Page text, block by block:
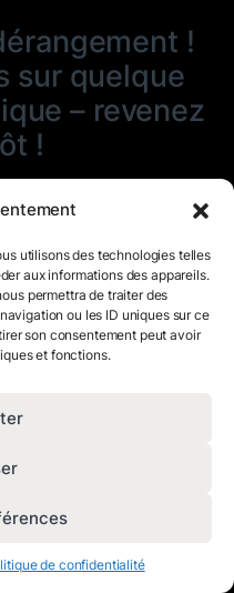
utilisons des technologies telles
aux informations des appareils.
permettra de traiter des
ou les ID uniques sur ce
son consentement peut avoir
et fonctions.
de confidentialité
!
sur quelque
– revenez
!